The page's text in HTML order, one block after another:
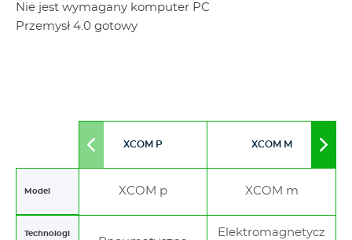
Nie jest wymagany komputer PC
Przemysł 4.0 gotowy
MoveXCOM P XCOM M
Model XCOM p XCOM m
Technologi
Elektromagnetycz